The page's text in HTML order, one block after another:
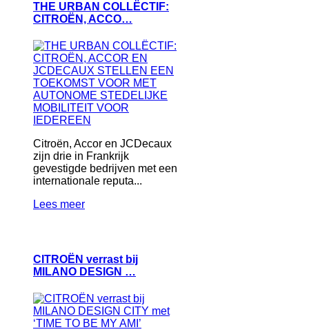
THE URBAN COLLËCTIF:
CITROËN, ACCO…
Citroën, Accor en JCDecaux
zijn drie in Frankrijk
gevestigde bedrijven met een
internationale reputa...
Lees meer
CITROËN verrast bij
MILANO DESIGN …